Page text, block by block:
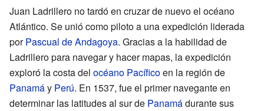
Juan Ladrillero no tardó en cruzar de nuevo el océano
Atlántico. Se unió como piloto a una expedición liderada
porPascual de Andagoya. Gracias a la habilidad de
Ladrillero para navegar y hacer mapas, la expedición
exploró la costa del océano Pacíficoen la región de
Panamáy Perú. En 1537, fue el primer navegante en
determinar las latitudes al sur de Panamádurante sus